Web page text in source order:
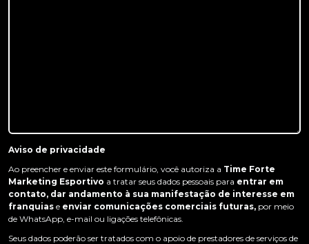
Aviso de privacidade
Ao preencher e enviar este formulário, você autoriza a Time Forte
Marketing Esportivo a tratar seus dados pessoais para entrar em
contato, dar andamento à sua manifestação de interesse em
franquias e enviar comunicações comerciais futuras, por meio
de WhatsApp, e-mail ou ligações telefônicas.
Seus dados poderão ser tratados com o apoio de prestadores de serviços de